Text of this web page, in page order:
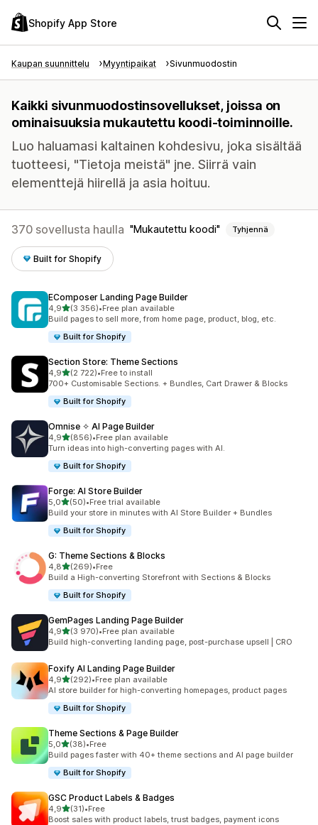
Shopify App Store
Kaupan suunnittelu Myyntipaikat Sivunmuodostin
Kaikki sivunmuodostinsovellukset, joissa on
ominaisuuksia mukautettu koodi-toiminnoille.
Luo haluamasi kaltainen kohdesivu, joka sisältää
tuotteesi, "Tietoja meistä" jne. Siirrä vain
elementtejä hiirellä ja asia hoituu.
370 sovellusta haulla Mukautettu koodi Tyhjennä
Built for Shopify
EComposer Landing Page Builder
4,9/ 5 tähteä
(3 356)
3356 arvostelua yhteensä
•Free plan available
Build pages to sell more, from home page, product, blog, etc.
Built for Shopify
Section Store: Theme Sections
4,9/ 5 tähteä
(2 722)
2722 arvostelua yhteensä
•Free to install
700+ Customisable Sections. + Bundles, Cart Drawer & Blocks
Built for Shopify
Omnise ✧ AI Page Builder
4,9/ 5 tähteä
(856)
856 arvostelua yhteensä
•Free plan available
Turn ideas into high-converting pages with AI.
Built for Shopify
Forge: AI Store Builder
5,0/ 5 tähteä
(50)
50 arvostelua yhteensä
•Free trial available
Build your store in minutes with AI Store Builder + Bundles
Built for Shopify
G: Theme Sections & Blocks
4,8/ 5 tähteä
(269)
269 arvostelua yhteensä
•Free
Build a High-converting Storefront with Sections & Blocks
Built for Shopify
GemPages Landing Page Builder
4,9/ 5 tähteä
(3 970)
3970 arvostelua yhteensä
•Free plan available
Build high-converting landing page, post-purchase upsell | CRO
Foxify AI Landing Page Builder
4,9/ 5 tähteä
(292)
292 arvostelua yhteensä
•Free plan available
AI store builder for high-converting homepages, product pages
Built for Shopify
Theme Sections & Page Builder
5,0/ 5 tähteä
(38)
38 arvostelua yhteensä
•Free
Build pages faster with 40+ theme sections and AI page builder
Built for Shopify
GSC Product Labels & Badges
4,9/ 5 tähteä
(31)
31 arvostelua yhteensä
•Free
Boost sales with product labels, trust badges, payment icons